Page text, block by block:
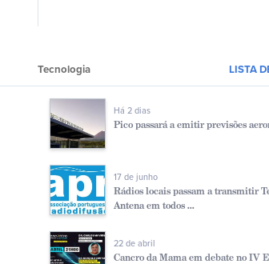
Tecnologia LISTA
Há 2 dias
Pico passará a emitir previsões
17 de junho
Rádios locais passam a transmitir
Antena em todos ...
22 de abril
Cancro da Mama em debate no IV